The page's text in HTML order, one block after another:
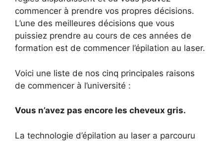
commencer à prendre vos propres décisions.
L’une des meilleures décisions que vous
puissiez prendre au cours de ces années de
formation est de commencer l’épilation au laser.
Voici une liste de nos cinq principales raisons
de commencer à l’université :
Vous n’avez pas encore les cheveux gris.
La technologie d’épilation au laser a parcouru